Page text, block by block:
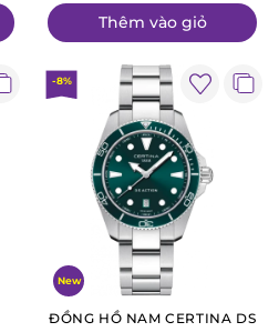
Thêm vào giỏ
-8%
New
ĐỒNG HỒ NAM CERTINA DS